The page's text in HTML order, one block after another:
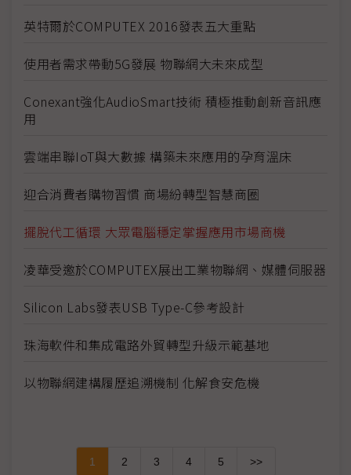
英特爾於COMPUTEX 2016發表五大重點
使用者需求帶動5G發展 物聯網大未來成型
Conexant強化AudioSmart技術 積極推動創新音訊應
用
雲端串聯IoT與大數據 構築未來應用的孕育溫床
迎合消費者購物習慣 商場紛轉型智慧商圈
擺脫代工循環 大眾電腦穩定掌握應用市場商機
凌華受邀於COMPUTEX展出工業物聯網、媒體伺服器
Silicon Labs發表USB Type-C參考設計
珠海軟件和集成電路外貿轉型升級示範基地
以物聯網建構履歷追溯機制 化解食安危機
1 2 3 4 5 >>